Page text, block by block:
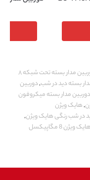
دوربین مدار بسته تحت شبکه ۸
بسته دید در شب,دوربین
دوربین مدار بسته میکروفون
,هایک ویژن
در شب رنگی هایک ویژن,
8 مگاپیکسل